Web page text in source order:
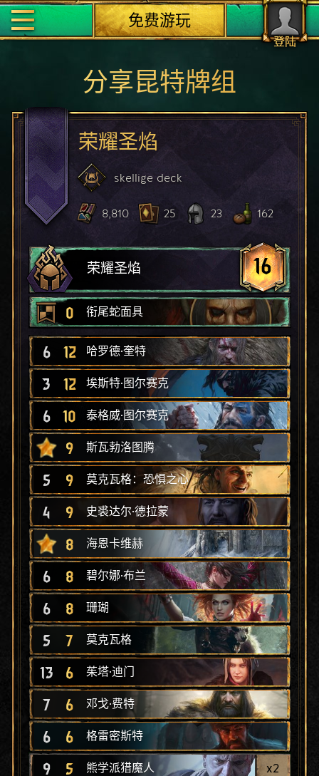
登陆
免费游玩
分享昆特牌组
荣耀圣焰
skellige deck
8,810 25 23 162
荣耀圣焰 16
0 衔尾蛇面具
6 12 哈罗德·奎特
3 12 埃斯特·图尔赛克
6 10 泰格威·图尔赛克
9 斯瓦勃洛图腾
5 9 莫克瓦格：恐惧之心
4 9 史裘达尔·德拉蒙
8 海恩卡维赫
6 8 碧尔娜·布兰
6 8 珊瑚
5 7 莫克瓦格
13 6 茱塔·迪门
7 6 邓戈·费特
6 6 格雷密斯特
9 5 熊学派猎魔人 x2